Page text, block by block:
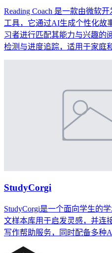
Reading Coach 是一款由微软
工具，它通过AI生成个性化故
习者进行匹配其能力与兴趣的
检测与进度追踪，适用于家庭
StudyCorgi
StudyCorgi是一个面向学生的
文样本库用于启发灵感，并连
写作帮助服务，同时配备多种